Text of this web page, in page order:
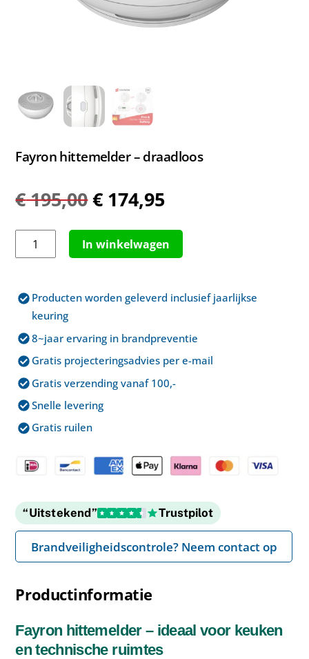
Fayron hittemelder – draadloos
€195,00Oorspronkelijke
was:
€ 195,00.
€ 174,95Huidige
is:
€ 174,95.
Fayron
hittemelder
draadloos
aantal
In winkelwagen
Producten worden geleverd inclusief jaarlijkse
keuring
8~jaar ervaring in brandpreventie
Gratis projecteringsadvies per e-mail
Gratis verzending vanaf 100,-
Snelle levering
Gratis ruilen
“Uitstekend” Trustpilot
Brandveiligheidscontrole? Neem contact op
Productinformatie
Fayron hittemelder – ideaal voor keuken
en technische ruimtes